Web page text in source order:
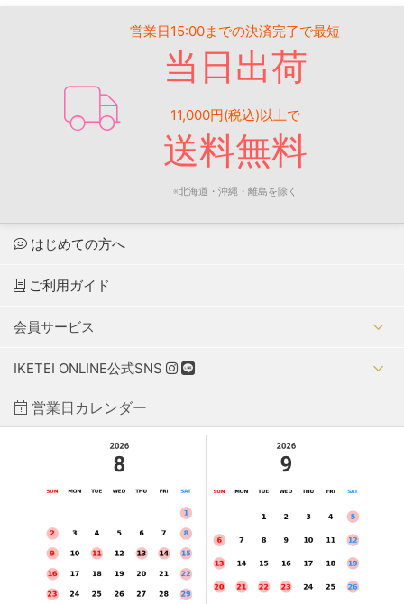
営業日15:00までの決済完了で最短
当日出荷
11,000円(税込)以上で
送料無料
※北海道・沖縄・離島を除く
はじめての方へ
ご利用ガイド
会員サービス
IKETEI ONLINE公式SNS
営業日カレンダー